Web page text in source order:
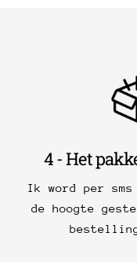
4 - Het
Ik word per
de hoogte
bestelling